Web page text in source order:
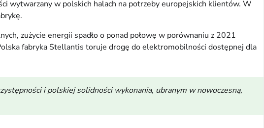
wytwarzany w polskich halach na potrzeby europejskich klientów. W
zużycie energii spadło o ponad połowę w porównaniu z 2021
fabryka Stellantis toruje drogę do elektromobilności dostępnej dla
i polskiej solidności wykonania, ubranym w nowoczesną,